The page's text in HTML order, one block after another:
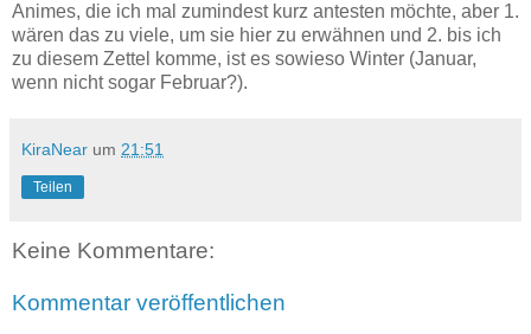
Animes, die ich mal zumindest kurz antesten möchte, aber 1.
wären das zu viele, um sie hier zu erwähnen und 2. bis ich
zu diesem Zettel komme, ist es sowieso Winter (Januar,
wenn nicht sogar Februar?).
KiraNear um 21:51
Teilen
Keine Kommentare:
Kommentar veröffentlichen